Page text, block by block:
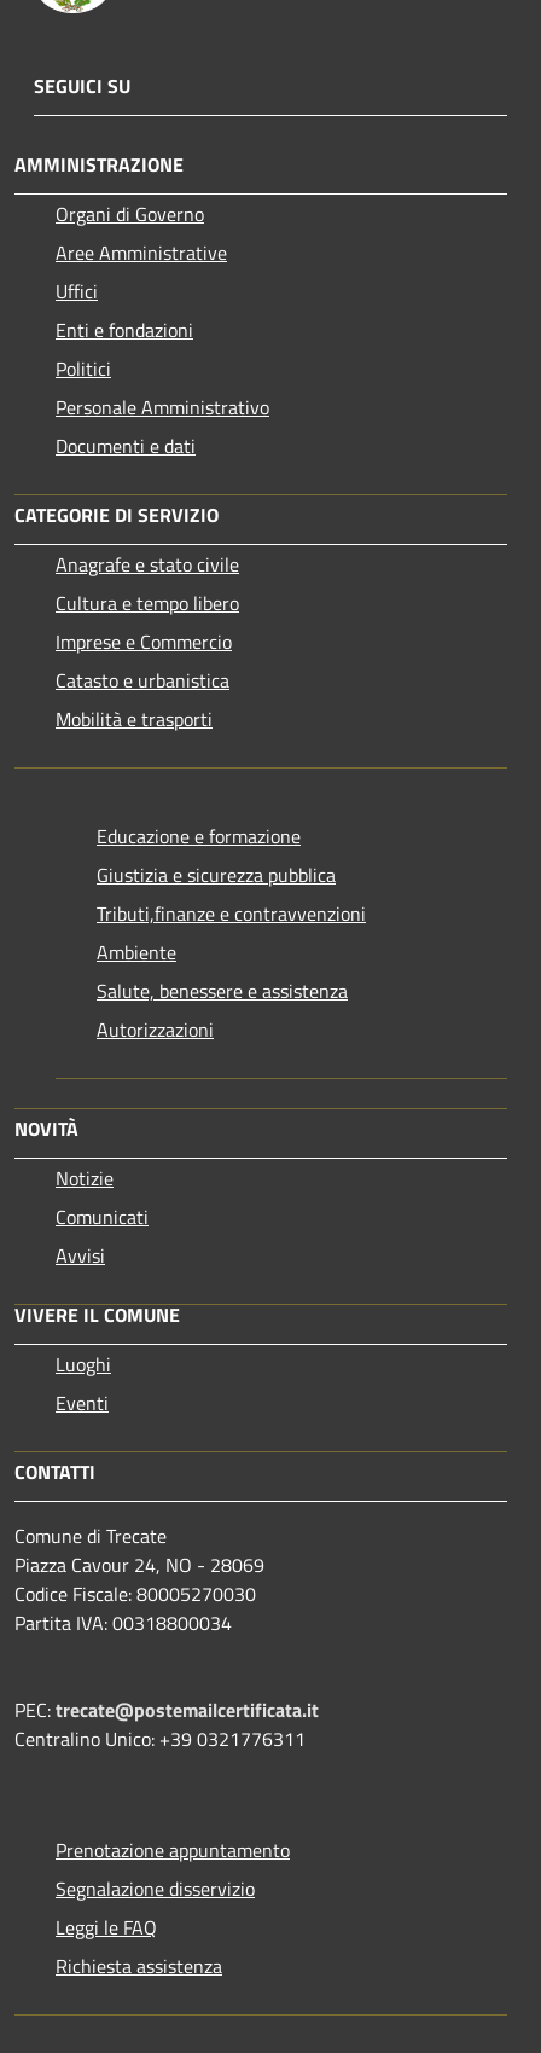
SEGUICI SU
AMMINISTRAZIONE
Organi di Governo
Aree Amministrative
Uffici
Enti e fondazioni
Politici
Personale Amministrativo
Documenti e dati
CATEGORIE DI SERVIZIO
Anagrafe e stato civile
Cultura e tempo libero
Imprese e Commercio
Catasto e urbanistica
Mobilità e trasporti
Educazione e formazione
Giustizia e sicurezza pubblica
Tributi,finanze e contravvenzioni
Ambiente
Salute, benessere e assistenza
Autorizzazioni
NOVITÀ
Notizie
Comunicati
Avvisi
VIVERE IL COMUNE
Luoghi
Eventi
CONTATTI
Comune di Trecate
Piazza Cavour 24, NO - 28069
Codice Fiscale: 80005270030
Partita IVA: 00318800034
PEC:trecate@postemailcertificata.it
Centralino Unico: +39 0321776311
Prenotazione appuntamento
Segnalazione disservizio
Leggi le FAQ
Richiesta assistenza